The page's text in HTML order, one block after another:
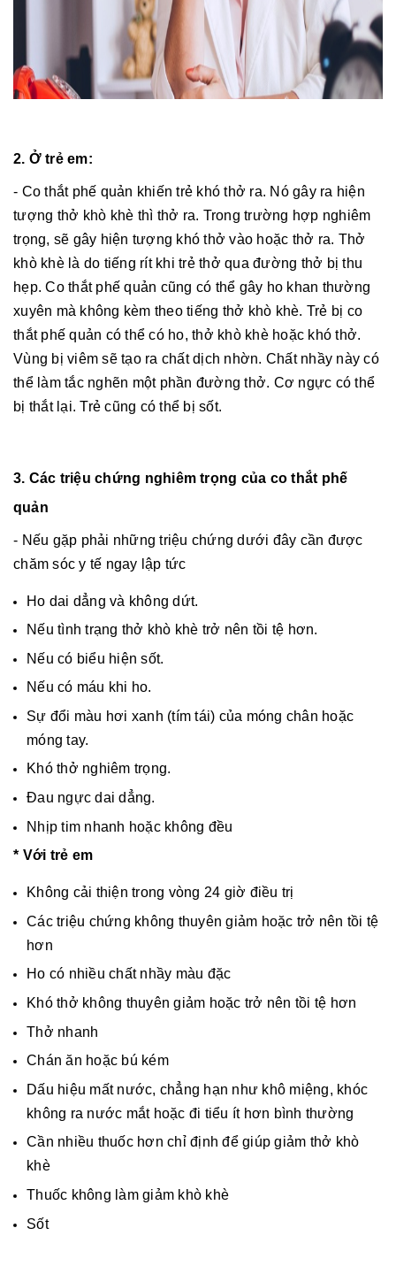
2. Ở trẻ em:
- Co thắt phế quản khiến trẻ khó thở ra. Nó gây ra hiện
tượng thở khò khè thì thở ra. Trong trường hợp nghiêm
trọng, sẽ gây hiện tượng khó thở vào hoặc thở ra. Thở
khò khè là do tiếng rít khi trẻ thở qua đường thở bị thu
hẹp. Co thắt phế quản cũng có thể gây ho khan thường
xuyên mà không kèm theo tiếng thở khò khè. Trẻ bị co
thắt phế quản có thể có ho, thở khò khè hoặc khó thở.
Vùng bị viêm sẽ tạo ra chất dịch nhờn. Chất nhầy này có
thể làm tắc nghẽn một phần đường thở. Cơ ngực có thể
bị thắt lại. Trẻ cũng có thể bị sốt.
3. Các triệu chứng nghiêm trọng của co thắt phế
quản
- Nếu gặp phải những triệu chứng dưới đây cần được
chăm sóc y tế ngay lập tức
Ho dai dẳng và không dứt.
Nếu tình trạng thở khò khè trở nên tồi tệ hơn.
Nếu có biểu hiện sốt.
Nếu có máu khi ho.
Sự đổi màu hơi xanh (tím tái) của móng chân hoặc
móng tay.
Khó thở nghiêm trọng.
Đau ngực dai dẳng.
Nhịp tim nhanh hoặc không đều
* Với trẻ em
Không cải thiện trong vòng 24 giờ điều trị
Các triệu chứng không thuyên giảm hoặc trở nên tồi tệ
hơn
Ho có nhiều chất nhầy màu đặc
Khó thở không thuyên giảm hoặc trở nên tồi tệ hơn
Thở nhanh
Chán ăn hoặc bú kém
Dấu hiệu mất nước, chẳng hạn như khô miệng, khóc
không ra nước mắt hoặc đi tiểu ít hơn bình thường
Cần nhiều thuốc hơn chỉ định để giúp giảm thở khò
khè
Thuốc không làm giảm khò khè
Sốt